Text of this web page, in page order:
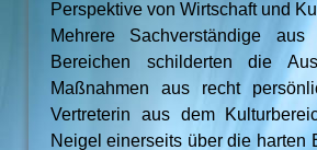
Perspektive von Wirtschaft und
Mehrere Sachverständige
Bereichen schilderten die
Maßnahmen aus recht
Vertreterin aus dem
Neigel einerseits über die harten